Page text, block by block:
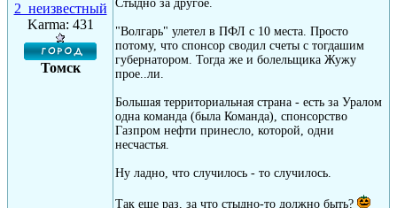
2_неизвестный
Karma: 431
Томск
Стыдно за другое.
"Волгарь" улетел в ПФЛ с 10 места. Просто
потому, что спонсор сводил счеты с тогдашим
губернатором. Тогда же и болельщика Жужу
прое..ли.
Большая территориальная страна - есть за Уралом
одна команда (была Команда), спонсорство
Газпром нефти принесло, которой, одни
несчастья.
Ну ладно, что случилось - то случилось.
Так еще раз, за что стыдно-то должно быть?